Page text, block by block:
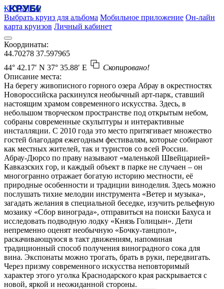
КРУБИСС
Выбрать круиз для альбома Мобильное приложение Он-лайн
карта круизов Личный кабинет
Координаты:
44.70278 37.597965
44° 42.17′ N 37° 35.88′ E
Скопировано!
Описание места:
На берегу живописного горного озера Абрау в окрестностях
Новороссийска раскинулся необычный арт-парк, ставший
настоящим храмом современного искусства. Здесь, в
небольшом творческом пространстве под открытым небом,
собраны современные скульптуры и интерактивные
инсталляции. С 2010 года это место притягивает множество
гостей благодаря ежегодным фестивалям, которые собирают
как местных жителей, так и туристов со всей России.
Абрау-Дюрсо по праву называют «маленькой Швейцарией»
Кавказских гор, и каждый объект в парке не случаен – он
многогранно отражает богатую историю местности, её
природные особенности и традиции виноделия. Здесь можно
послушать тихие мелодии инструмента «Ветер и музыка»,
загадать желания в специальной беседке, изучить рельефную
мозаику «Сбор винограда», отправиться на поиски Бахуса и
исследовать подводную лодку «Князь Голицын». Дети
непременно оценят необычную «Бочку-танцпол»,
раскачивающуюся в такт движениям, напоминая
традиционный способ получения виноградного сока для
вина. Экспонаты можно трогать, брать в руки, передвигать.
Через призму современного искусства неповторимый
характер этого уголка Краснодарского края раскрывается с
новой, яркой и неожиданной стороны.